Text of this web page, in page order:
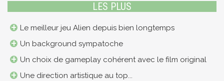
LES PLUS
Le meilleur jeu Alien depuis bien longtemps
Un background sympatoche
Un choix de gameplay cohérent avec le film original
Une direction artistique au top...